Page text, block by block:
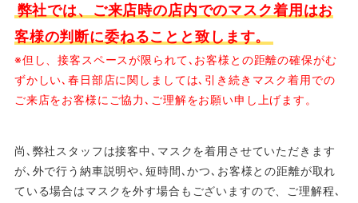
弊社では、ご来店時の店内でのマスク着用はお
客様の判断に委ねることと致します。
※但し、接客スペースが限られて､お客様との距離の確保がむ
ずかしい､春日部店に関しましては､引き続きマスク着用での
ご来店をお客様にご協力､ご理解をお願い申し上げます。
尚､弊社スタッフは接客中､マスクを着用させていただきます
が､外で行う納車説明や､短時間､かつ､お客様との距離が取れ
ている場合はマスクを外す場合もございますので、ご理解程､